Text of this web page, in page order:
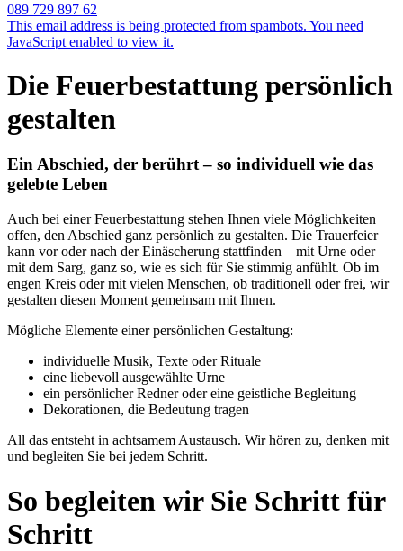
089 729 897 62
This email address is being protected from spambots. You need
JavaScript enabled to view it.
Die Feuerbestattung persönlich
gestalten
Ein Abschied, der berührt – so individuell wie das
gelebte Leben
Auch bei einer Feuerbestattung stehen Ihnen viele Möglichkeiten
offen, den Abschied ganz persönlich zu gestalten. Die Trauerfeier
kann vor oder nach der Einäscherung stattfinden – mit Urne oder
mit dem Sarg, ganz so, wie es sich für Sie stimmig anfühlt. Ob im
engen Kreis oder mit vielen Menschen, ob traditionell oder frei, wir
gestalten diesen Moment gemeinsam mit Ihnen.
Mögliche Elemente einer persönlichen Gestaltung:
individuelle Musik, Texte oder Rituale
eine liebevoll ausgewählte Urne
ein persönlicher Redner oder eine geistliche Begleitung
Dekorationen, die Bedeutung tragen
All das entsteht in achtsamem Austausch. Wir hören zu, denken mit
und begleiten Sie bei jedem Schritt.
So begleiten wir Sie Schritt für
Schritt